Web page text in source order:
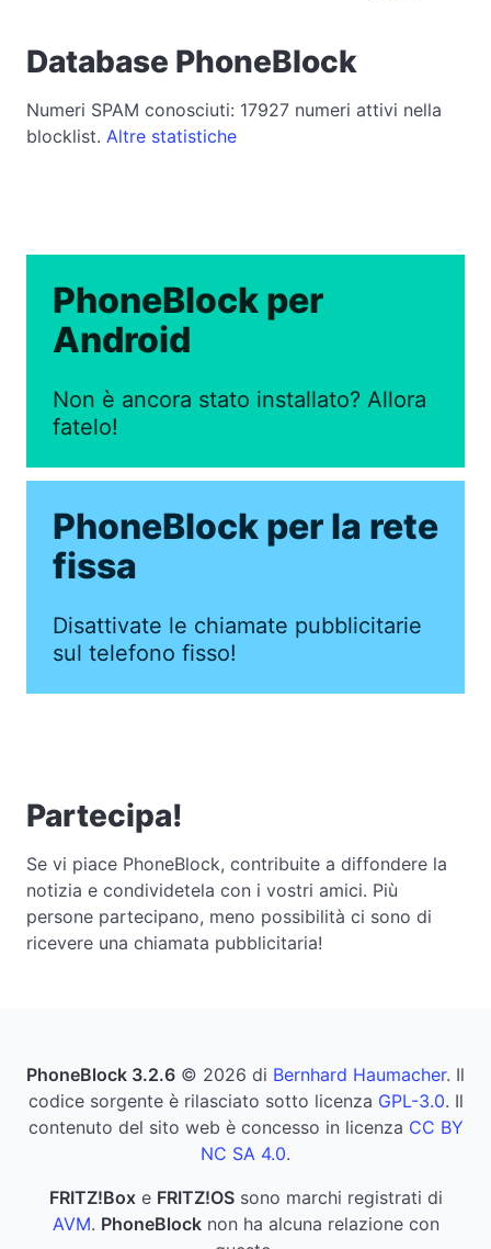
Database PhoneBlock
Numeri SPAM conosciuti: 17927 numeri attivi nella
blocklist. Altre statistiche
PhoneBlock per
Android
Non è ancora stato installato? Allora
fatelo!
PhoneBlock per la rete
fissa
Disattivate le chiamate pubblicitarie
sul telefono fisso!
Partecipa!
Se vi piace PhoneBlock, contribuite a diffondere la
notizia e condividetela con i vostri amici. Più
persone partecipano, meno possibilità ci sono di
ricevere una chiamata pubblicitaria!
PhoneBlock 3.2.6 © 2026 di Bernhard Haumacher. Il
codice sorgente è rilasciato sotto licenza GPL-3.0. Il
contenuto del sito web è concesso in licenza CC BY
NC SA 4.0.
FRITZ!Boxe FRITZ!OSsono marchi registrati di
AVM. PhoneBlocknon ha alcuna relazione con